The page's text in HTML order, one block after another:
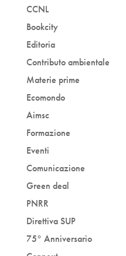
CCNL
Bookcity
Editoria
Contributo ambientale
Materie prime
Ecomondo
Aimsc
Formazione
Eventi
Comunicazione
Green deal
PNRR
Direttiva SUP
75° Anniversario